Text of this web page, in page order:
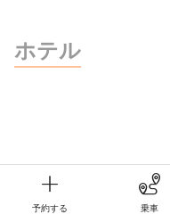
予約する 乗車
ホテル